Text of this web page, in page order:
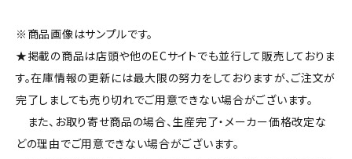
※商品画像はサンプルです。
★掲載の商品は店頭や他のECサイトでも並行して販売しておりま
す。在庫情報の更新には最大限の努力をしておりますが、ご注文が
完了しましても売り切れでご用意できない場合がございます。
また、お取り寄せ商品の場合、生産完了・メーカー価格改定な
どの理由でご用意できない場合がございます。